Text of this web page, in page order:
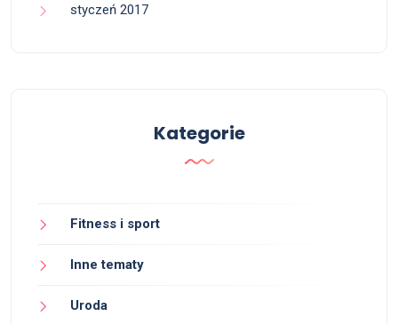
styczeń 2017
Kategorie
Fitness i sport
Inne tematy
Uroda